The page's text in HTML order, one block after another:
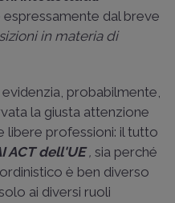
espressamente dal breve
in materia di
probabilmente,
la giusta attenzione
libere professioni: il tutto
ACT dell'UE , sia perché
è ben diverso
ai diversi ruoli